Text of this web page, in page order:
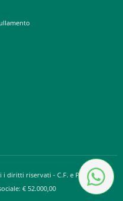
diritti riservati - C.F. e P.IVA:
€ 52.000,00